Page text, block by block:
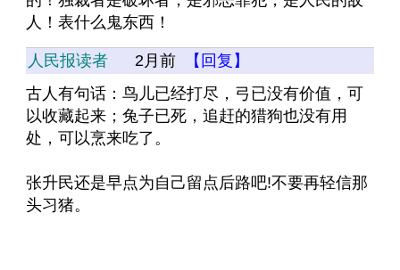
人！表什么鬼东西！
人民报读者 2月前
【回复】
古人有句话：鸟儿已经打尽，弓已没有价值，可
以收藏起来；兔子已死，追赶的猎狗也没有用
处，可以烹来吃了。
张升民还是早点为自己留点后路吧!不要再轻信那
头习猪。